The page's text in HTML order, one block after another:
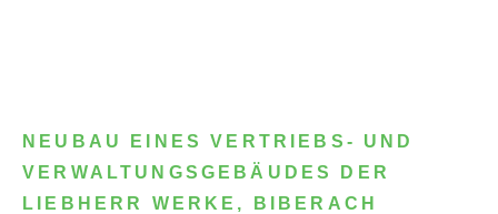
NEUBAU EINES VERTRIEBS- UND
VERWALTUNGSGEBÄUDES DER
LIEBHERR WERKE, BIBERACH